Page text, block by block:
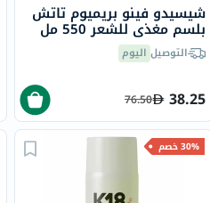
شيسيدو فينو بريميوم تاتش
بلسم مغذي للشعر 550 مل
التوصيل اليوم
38.25
76.50
30% خصم